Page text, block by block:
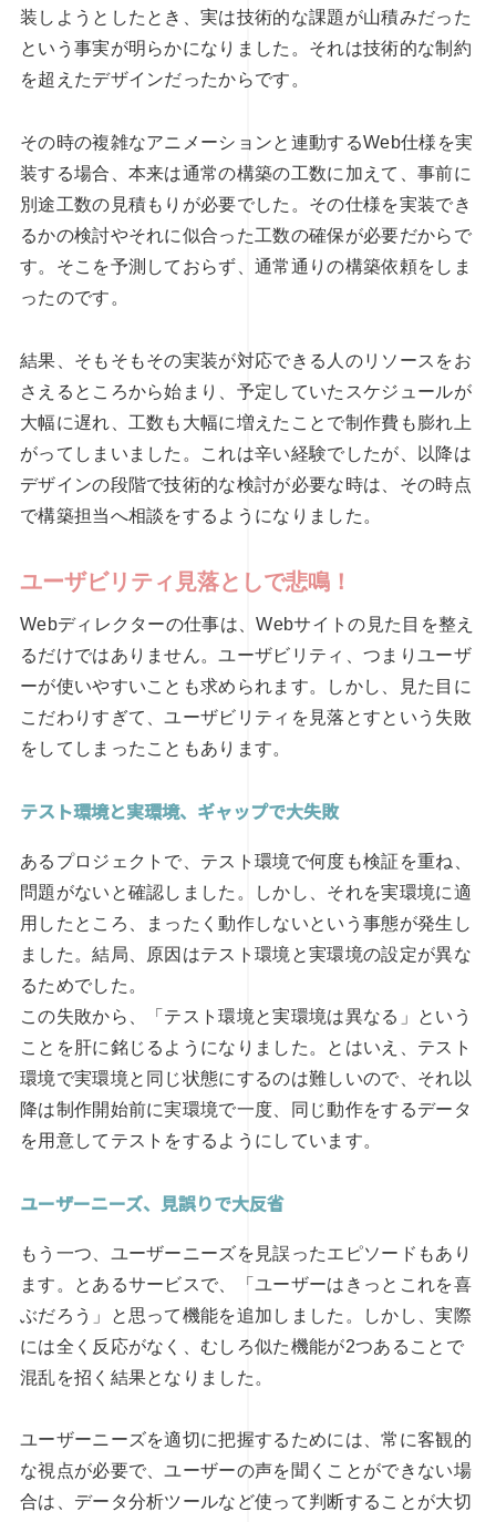
装しようとしたとき、実は技術的な課題が山積みだった
という事実が明らかになりました。それは技術的な制約
を超えたデザインだったからです。
その時の複雑なアニメーションと連動するWeb仕様を実
装する場合、本来は通常の構築の工数に加えて、事前に
別途工数の見積もりが必要でした。その仕様を実装でき
るかの検討やそれに似合った工数の確保が必要だからで
す。そこを予測しておらず、通常通りの構築依頼をしま
ったのです。
結果、そもそもその実装が対応できる人のリソースをお
さえるところから始まり、予定していたスケジュールが
大幅に遅れ、工数も大幅に増えたことで制作費も膨れ上
がってしまいました。これは辛い経験でしたが、以降は
デザインの段階で技術的な検討が必要な時は、その時点
で構築担当へ相談をするようになりました。
ユーザビリティ見落としで悲鳴！
Webディレクターの仕事は、Webサイトの見た目を整え
るだけではありません。ユーザビリティ、つまりユーザ
ーが使いやすいことも求められます。しかし、見た目に
こだわりすぎて、ユーザビリティを見落とすという失敗
をしてしまったこともあります。
テスト環境と実環境、ギャップで大失敗
あるプロジェクトで、テスト環境で何度も検証を重ね、
問題がないと確認しました。しかし、それを実環境に適
用したところ、まったく動作しないという事態が発生し
ました。結局、原因はテスト環境と実環境の設定が異な
るためでした。
この失敗から、「テスト環境と実環境は異なる」という
ことを肝に銘じるようになりました。とはいえ、テスト
環境で実環境と同じ状態にするのは難しいので、それ以
降は制作開始前に実環境で一度、同じ動作をするデータ
を用意してテストをするようにしています。
ユーザーニーズ、見誤りで大反省
もう一つ、ユーザーニーズを見誤ったエピソードもあり
ます。とあるサービスで、「ユーザーはきっとこれを喜
ぶだろう」と思って機能を追加しました。しかし、実際
には全く反応がなく、むしろ似た機能が2つあることで
混乱を招く結果となりました。
ユーザーニーズを適切に把握するためには、常に客観的
な視点が必要で、ユーザーの声を聞くことができない場
合は、データ分析ツールなど使って判断することが大切